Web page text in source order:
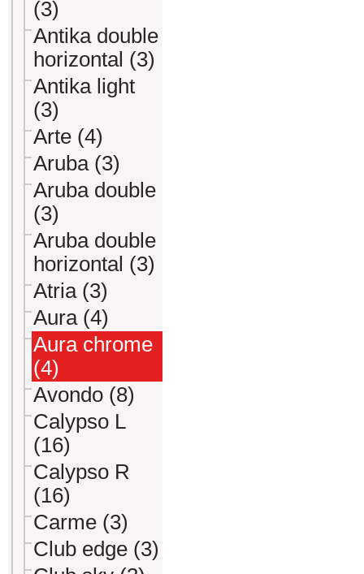
(3)
Antika double
horizontal (3)
Antika light
(3)
Arte (4)
Aruba (3)
Aruba double
(3)
Aruba double
horizontal (3)
Atria (3)
Aura (4)
Aura chrome
(4)
Avondo (8)
Calypso L
(16)
Calypso R
(16)
Carme (3)
Club edge (3)